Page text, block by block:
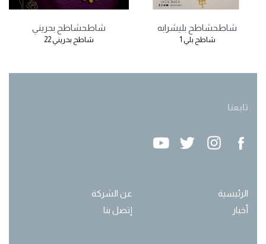
شاطحشاطح بليشرابه
شاطح بلي 1
شاطحشاطح بحريني
شاطح بحريني 22
تابعنا
الرئيسية
عن الشركة
أخبار
إتصل بنا